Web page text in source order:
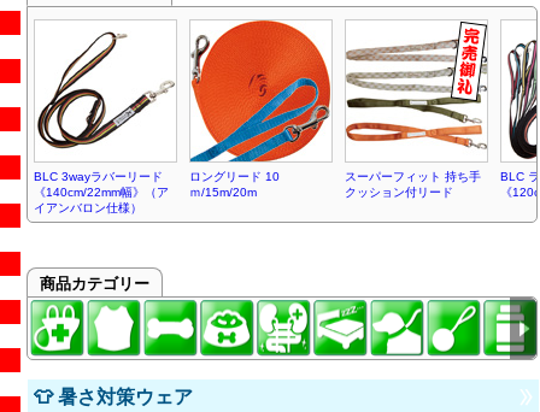
BLC 3wayラバーリード
《140cm/22mm幅》（ア
イアンバロン仕様）
ロングリード 10
ｍ/15m/20m
スーパーフィット 持ち手
クッション付リード
BLC
《
商品カテゴリー
👕 暑さ対策ウェア